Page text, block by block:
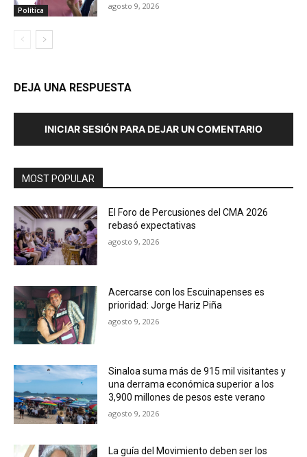
Política agosto 9, 2026
DEJA UNA RESPUESTA
INICIAR SESIÓN PARA DEJAR UN COMENTARIO
MOST POPULAR
El Foro de Percusiones del CMA 2026
rebasó expectativas
agosto 9, 2026
Acercarse con los Escuinapenses es
prioridad: Jorge Hariz Piña
agosto 9, 2026
Sinaloa suma más de 915 mil visitantes y
una derrama económica superior a los
3,900 millones de pesos este verano
agosto 9, 2026
La guía del Movimiento deben ser los